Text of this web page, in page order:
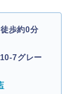
歩約0分
7グレー